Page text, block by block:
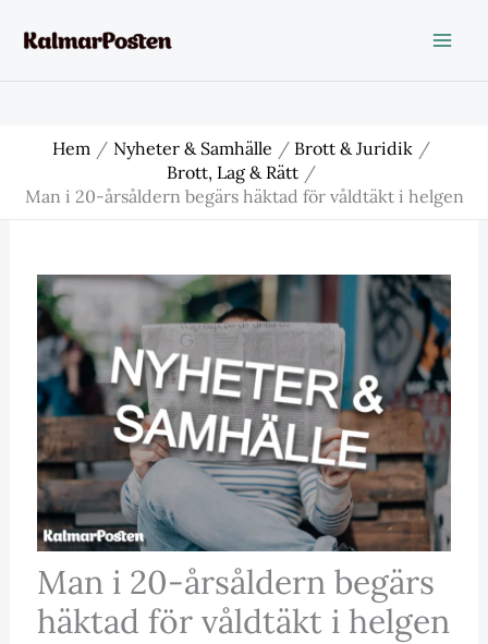
Hem Nyheter & Samhälle
Brott & Juridik
Brott, Lag & Rätt
Man i 20-årsåldern begärs häktad för våldtäkt i helgen
Man i 20-årsåldern begärs
häktad för våldtäkt i helgen